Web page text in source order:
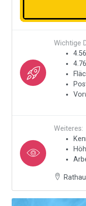
Wichtige
Weiteres: